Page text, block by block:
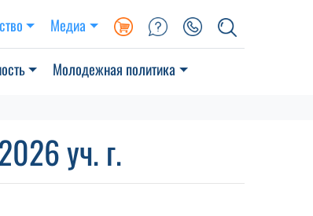
Медиа
Молодежная политика
уч. г.